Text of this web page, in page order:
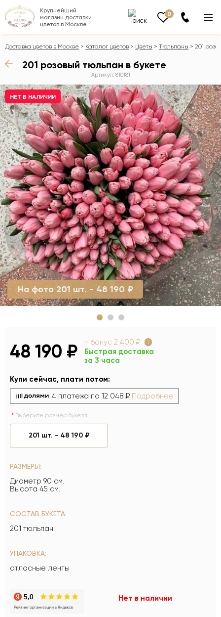
Крупнейший
магазин доставки
цветов в Москве
0
Доставка цветов в Москве Каталог цветов Цветы Тюльпаны 201
201 розовый тюльпан в букете
Артикул: 810181
На фото 201 шт. - 48 190 ₽
НЕТ В НАЛИЧИИ
48 190 ₽ + бонус 2 400 ₽ ?
Быстрая доставка
за 3 часа
Купи сейчас, плати потом:
4 платежа по 12 048 ₽ Подробнее
Выберите размер букета:
201 шт. - 48 190 ₽
РАЗМЕРЫ:
Диаметр 90 см.
Высота 45 см.
СОСТАВ БУКЕТА:
201 тюльпан
УПАКОВКА:
атласные ленты
Нет в наличии